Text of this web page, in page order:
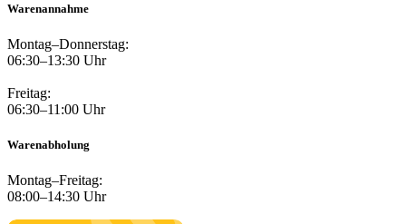
Warenannahme
Montag–Donnerstag:
06:30–13:30 Uhr
Freitag:
06:30–11:00 Uhr
Warenabholung
Montag–Freitag:
08:00–14:30 Uhr